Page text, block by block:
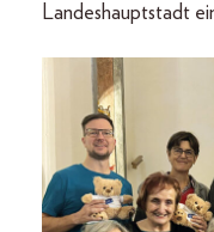
Landeshauptstadt